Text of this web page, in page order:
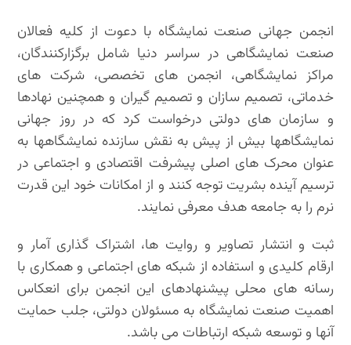
انجمن جهانی صنعت نمایشگاه با دعوت از کلیه فعالان
صنعت نمایشگاهی در سراسر دنیا شامل برگزارکنندگان،
مراکز نمایشگاهی، انجمن های تخصصی، شرکت های
خدماتی، تصمیم سازان و تصمیم گیران و همچنین نهادها
و سازمان های دولتی درخواست کرد که در روز جهانی
نمایشگاهها بیش از پیش به نقش سازنده نمایشگاهها به
عنوان محرک های اصلی پیشرفت اقتصادی و اجتماعی در
ترسیم آینده بشریت توجه کنند و از امکانات خود این قدرت
نرم را به جامعه هدف معرفی نمایند.
ثبت و انتشار تصاویر و روایت ها، اشتراک گذاری آمار و
ارقام کلیدی و استفاده از شبکه های اجتماعی و همکاری با
رسانه های محلی پیشنهادهای این انجمن برای انعکاس
اهمیت صنعت نمایشگاه به مسئولان دولتی، جلب حمایت
آنها و توسعه شبکه ارتباطات می باشد.